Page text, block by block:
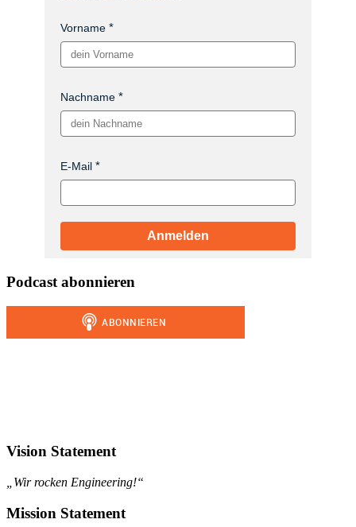
Vorname
Nachname
E-Mail
Anmelden
Podcast abonnieren
Vision Statement
„Wir rocken Engineering!“
Mission Statement